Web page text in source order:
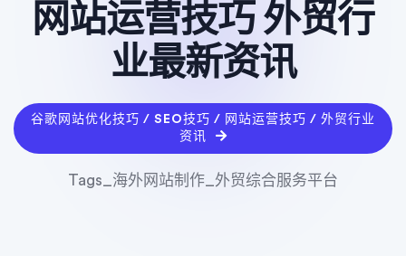
网站运营技巧 外贸行
业最新资讯
谷歌网站优化技巧 / SEO技巧 / 网站运营技巧 / 外贸行业
资讯
Tags_海外网站制作_外贸综合服务平台